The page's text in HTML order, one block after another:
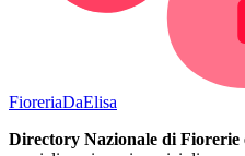
FioreriaDaElisa
Directory Nazionale di Fiorerie